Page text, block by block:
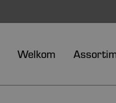
Welkom